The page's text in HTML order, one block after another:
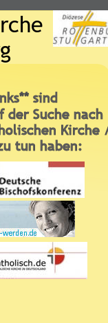
sind
der Suche nach
tun haben: